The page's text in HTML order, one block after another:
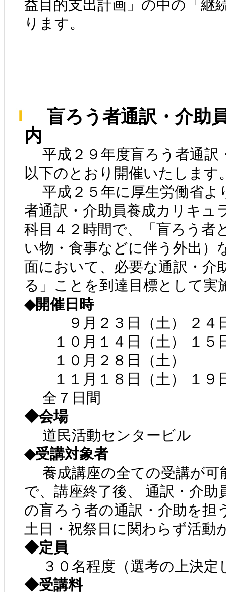
益目的支出計画」の中の「継
ります。
盲ろう者通訳・介助
内
平成２９年度盲ろう者通訳
以下のとおり開催いたします
平成２５年に厚生労働省よ
者通訳・介助員養成カリキュ
科目４２時間で、「盲ろう者
い物・食事などに伴う外出）
面において、必要な通訳・介
る」ことを到達目標として実
◆開催日時
９月２３日（土） ２４
１０月１４日（土） １５
１０月２８日（土）
１１月１８日（土） １９
全７日間
◆会場
道民活動センタービル
◆受講対象者
養成講座の全ての受講が可
で、講座終了後、 通訳・介
の盲ろう者の通訳・介助を担
土日・祝祭日に関わらず活動
◆定員
３０名程度（選考の上決定
◆受講料